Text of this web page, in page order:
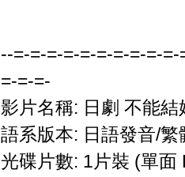
--=-=-=-=-=-=-=-=-=-
=-=-=-
影片名稱: 日劇 不能
語系版本: 日語發音/
光碟片數: 1片裝 (單面